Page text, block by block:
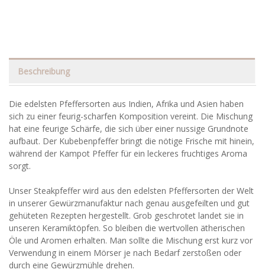
Beschreibung
Die edelsten Pfeffersorten aus Indien, Afrika und Asien haben
sich zu einer feurig-scharfen Komposition vereint. Die Mischung
hat eine feurige Schärfe, die sich über einer nussige Grundnote
aufbaut. Der Kubebenpfeffer bringt die nötige Frische mit hinein,
während der Kampot Pfeffer für ein leckeres fruchtiges Aroma
sorgt.
Unser Steakpfeffer wird aus den edelsten Pfeffersorten der Welt
in unserer Gewürzmanufaktur nach genau ausgefeilten und gut
gehüteten Rezepten hergestellt. Grob geschrotet landet sie in
unseren Keramiktöpfen. So bleiben die wertvollen ätherischen
Öle und Aromen erhalten. Man sollte die Mischung erst kurz vor
Verwendung in einem Mörser je nach Bedarf zerstoßen oder
durch eine Gewürzmühle drehen.